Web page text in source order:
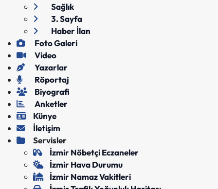
Sağlık
3. Sayfa
Haber İlan
Foto Galeri
Video
Yazarlar
Röportaj
Biyografi
Anketler
Künye
İletişim
Servisler
İzmir Nöbetçi Eczaneler
İzmir Hava Durumu
İzmir Namaz Vakitleri